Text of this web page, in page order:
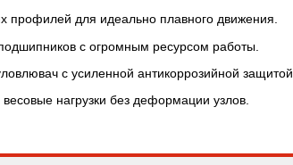
профилей для идеально плавного движения.
с огромным ресурсом работы.
с усиленной антикоррозийной защитой.
нагрузки без деформации узлов.